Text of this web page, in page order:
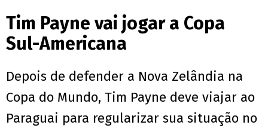
Tim Payne vai jogar a Copa
Sul-Americana
Depois de defender a Nova Zelândia na
Copa do Mundo, Tim Payne deve viajar ao
Paraguai para regularizar sua situação no